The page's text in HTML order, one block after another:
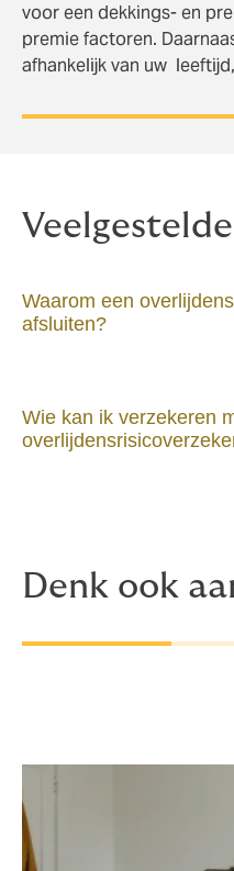
voor een dekkings- en
premie factoren.
afhankelijk van uw
Waarom een
afsluiten?
Wie kan ik verzekeren
Denk ook